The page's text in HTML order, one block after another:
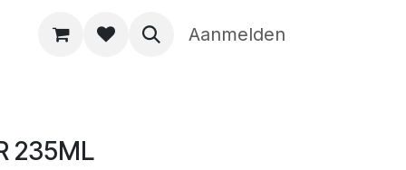
Aanmelden
235ML